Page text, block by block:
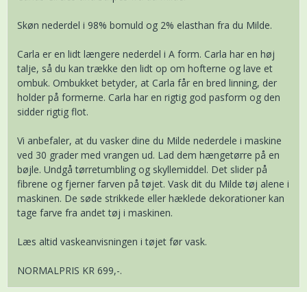
Skøn nederdel i 98% bomuld og 2% elasthan fra du Milde.
Carla er en lidt længere nederdel i A form. Carla har en høj
talje, så du kan trække den lidt op om hofterne og lave et
ombuk. Ombukket betyder, at Carla får en bred linning, der
holder på formerne. Carla har en rigtig god pasform og den
sidder rigtig flot.
Vi anbefaler, at du vasker dine du Milde nederdele i maskine
ved 30 grader med vrangen ud. Lad dem hængetørre på en
bøjle. Undgå tørretumbling og skyllemiddel. Det slider på
fibrene og fjerner farven på tøjet. Vask dit du Milde tøj alene i
maskinen. De søde strikkede eller hæklede dekorationer kan
tage farve fra andet tøj i maskinen.
Læs altid vaskeanvisningen i tøjet før vask.
NORMALPRIS KR 699,-.